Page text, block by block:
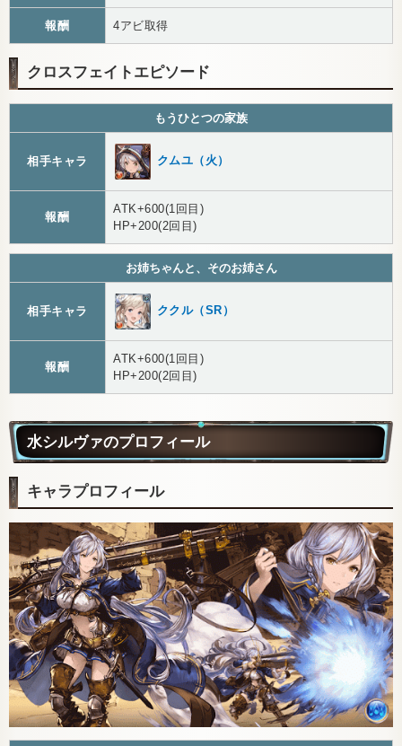
報酬 4アビ取得
クロスフェイトエピソード
もうひとつの家族
相手キャラ クムユ（火）
報酬
ATK+600(1回目)
HP+200(2回目)
お姉ちゃんと、そのお姉さん
相手キャラ ククル（SR）
報酬
ATK+600(1回目)
HP+200(2回目)
水シルヴァのプロフィール
キャラプロフィール